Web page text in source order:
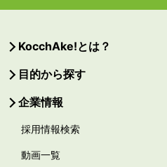
KocchAke!とは？
目的から探す
企業情報
採用情報検索
動画一覧